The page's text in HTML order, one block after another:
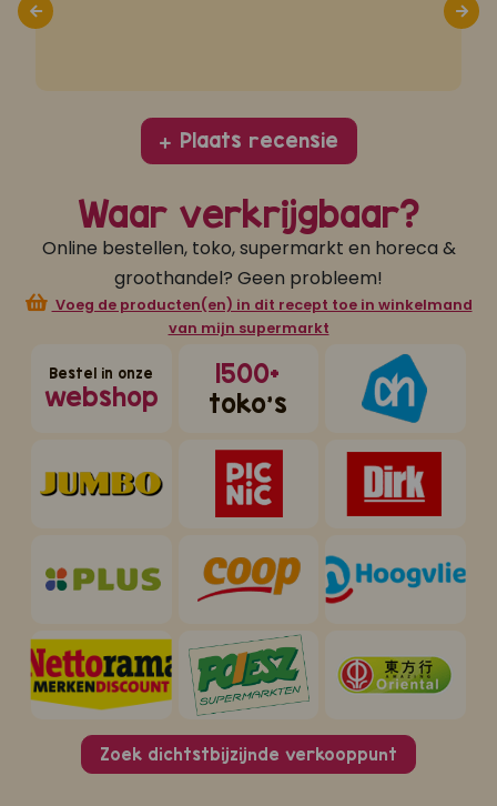
Plaats recensie
Waar verkrijgbaar?
Online bestellen, toko, supermarkt en horeca &
groothandel? Geen probleem!
Voeg de producten(en) in dit recept toe in winkelmand
van mijn supermarkt
Bestel in onze
webshop
1500+
toko's
Zoek dichtstbijzijnde verkooppunt